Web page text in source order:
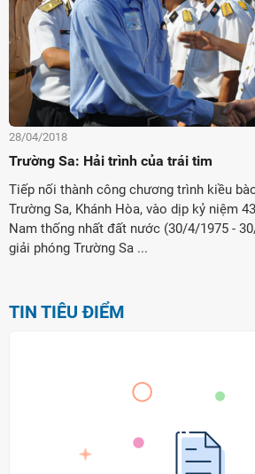
28/04/2018
Trường Sa: Hải trình của trái tim
Tiếp nối thành công chương trình kiều
Trường Sa, Khánh Hòa, vào dịp kỷ niệm
Nam thống nhất đất nước (30/4/1975 -
giải phóng Trường Sa ...
TIN TIÊU ĐIỂM